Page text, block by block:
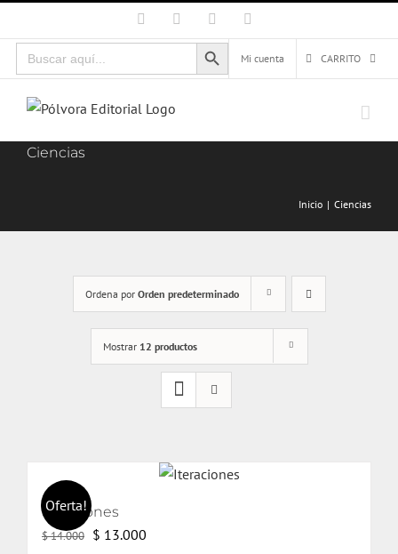
al
contenido
Facebook Instagram
Buscar:
Botón de búsqueda
Mi cuenta
CARRITO
Ciencias
Inicio Ciencias
Ordena por Orden predeterminado
Mostrar 12 productos
Oferta!
Iteraciones
$14.000 El
$ 13.000